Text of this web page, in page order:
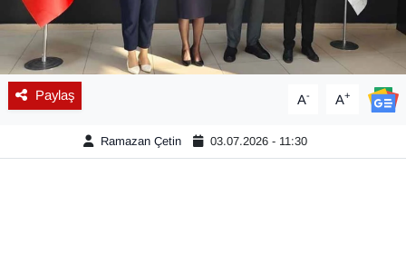
Paylaş A- A+
Ramazan Çetin 03.07.2026 - 11:30
EĞİTİM
EKONOMİ
Eleman
Emlak